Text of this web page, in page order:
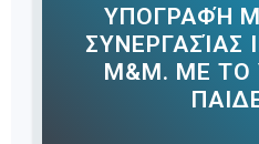
ΥΠΟΓΡΑΦΉ
ΣΥΝΕΡΓΑΣΊΑΣ
Μ&Μ. ΜΕ ΤΟ